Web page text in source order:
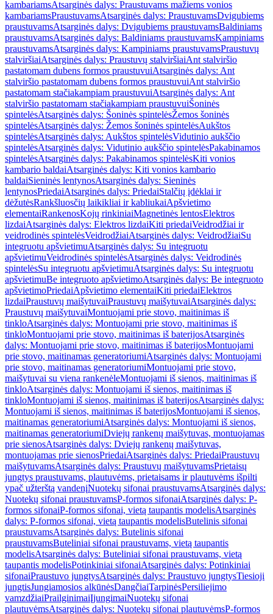
kambariamsAtsarginės dalys: Praustuvams mažiems vonios
kambariamsPraustuvamsAtsarginės dalys: PraustuvamsDvigubiems
praustuvamsAtsarginės dalys: Dvigubiems praustuvamsBaldiniams
praustuvamsAtsarginės dalys: Baldiniams praustuvamsKampiniams
praustuvamsAtsarginės dalys: Kampiniams praustuvamsPraustuvų
stalviršiaiAtsarginės dalys: Praustuvų stalviršiaiAnt stalviršio
pastatomam dubens formos praustuvuiAtsarginės dalys: Ant
stalviršio pastatomam dubens formos praustuvuiAnt stalviršio
pastatomam stačiakampiam praustuvuiAtsarginės dalys: Ant
stalviršio pastatomam stačiakampiam praustuvuiŠoninės
spintelėsAtsarginės dalys: Šoninės spintelėsŽemos šoninės
spintelėsAtsarginės dalys: Žemos šoninės spintelėsAukštos
spintelėsAtsarginės dalys: Aukštos spintelėsVidutinio aukščio
spintelėsAtsarginės dalys: Vidutinio aukščio spintelėsPakabinamos
spintelėsAtsarginės dalys: Pakabinamos spintelėsKiti vonios
kambario baldaiAtsarginės dalys: Kiti vonios kambario
baldaiSieninės lentynosAtsarginės dalys: Sieninės
lentynosPriedaiAtsarginės dalys: PriedaiStalčių įdėklai ir
dėžutėsRankšluosčių laikikliai ir kabliukaiApšvietimo
elementaiRankenosKojų rinkiniaiMagnetinės lentosElektros
lizdaiAtsarginės dalys: Elektros lizdaiKiti priedaiVeidrodžiai ir
veidrodinės spintelėsVeidrodžiaiAtsarginės dalys: VeidrodžiaiSu
integruotu apšvietimuAtsarginės dalys: Su integruotu
apšvietimuVeidrodinės spintelėsAtsarginės dalys: Veidrodinės
spintelėsSu integruotu apšvietimuAtsarginės dalys: Su integruotu
apšvietimuBe integruoto apšvietimoAtsarginės dalys: Be integruoto
apšvietimoPriedaiApšvietimo elementaiKiti priedaiElektros
lizdaiPraustuvų maišytuvaiPraustuvų maišytuvaiAtsarginės dalys:
Praustuvų maišytuvaiMontuojami prie stovo, maitinimas iš
tinkloAtsarginės dalys: Montuojami prie stovo, maitinimas iš
tinkloMontuojami prie stovo, maitinimas iš baterijosAtsarginės
dalys: Montuojami prie stovo, maitinimas iš baterijosMontuojami
prie stovo, maitinamas generatoriumiAtsarginės dalys: Montuojami
prie stovo, maitinamas generatoriumiMontuojami prie stovo,
maišytuvai su viena rankenėleMontuojami iš sienos, maitinimas iš
tinkloAtsarginės dalys: Montuojami iš sienos, maitinimas iš
tinkloMontuojami iš sienos, maitinimas iš baterijosAtsarginės dalys:
Montuojami iš sienos, maitinimas iš baterijosMontuojami iš sienos,
maitinamas generatoriumiAtsarginės dalys: Montuojami iš sienos,
maitinamas generatoriumiDviejų rankenų maišytuvas, montuojamas
prie sienosAtsarginės dalys: Dviejų rankenų maišytuvas,
montuojamas prie sienosPriedaiAtsarginės dalys: PriedaiPraustuvų
maišytuvamsAtsarginės dalys: Praustuvų maišytuvamsPrietaisų
jungtys praustuvams, plautuvėms, prietaisams ir plautuvėms išpilti
ypač užterštą vandenįNuotekų sifonai praustuvamsAtsarginės dalys:
Nuotekų sifonai praustuvamsP-formos sifonaiAtsarginės dalys: P-
formos sifonaiP-formos sifonai, vietą taupantis modelisAtsarginės
dalys: P-formos sifonai, vietą taupantis modelisButelinis sifonai
praustuvamsAtsarginės dalys: Butelinis sifonai
praustuvamsButeliniai sifonai praustuvams, vietą taupantis
modelisAtsarginės dalys: Buteliniai sifonai praustuvams, vietą
taupantis modelisPotinkiniai sifonaiAtsarginės dalys: Potinkiniai
sifonaiPraustuvo jungtysAtsarginės dalys: Praustuvo jungtysTiesioji
jungtisJungiamosios alkūnėsDangčiaiTarpinėsPersiliejimo
vamzdžiaiPrailginimaiĮjungimaiNuotekų sifonai
plautuvėmsAtsarginės dalys: Nuotekų sifonai plautuvėmsP-formos